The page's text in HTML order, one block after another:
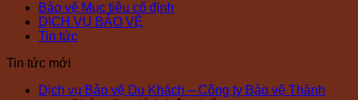
Bảo vệ Mục tiêu cố định
DỊCH VỤ BẢO VỆ
Tin tức
Tin tức mới
Dịch vụ Bảo vệ Du Khách – Công ty Bảo vệ Thành